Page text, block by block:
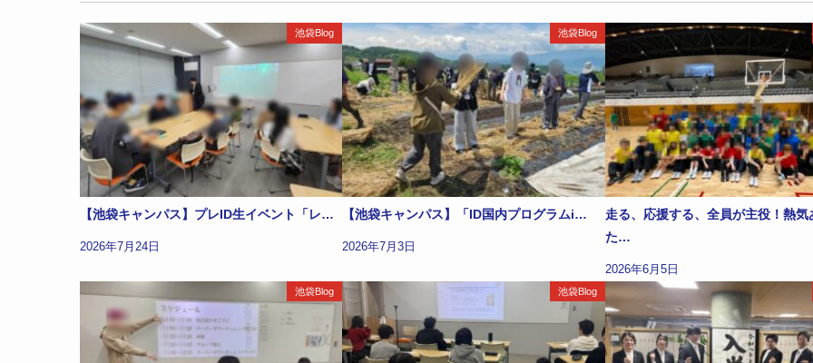
池袋Blog
【池袋キャンパス】プレID生イベント「レ…
2026年7月24日
池袋Blog
【池袋キャンパス】「ID国内プログラムi…
2026年7月3日
走る、応援する、全員が主役！熱気
た…
2026年6月5日
池袋Blog 池袋Blog